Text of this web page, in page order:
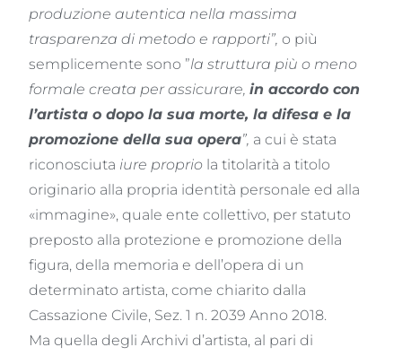
produzione autentica nella massima
trasparenza di metodo e rapporti”,o più
semplicemente sono ”la struttura più o meno
formale creata per assicurare,in accordo con
l’artista o dopo la sua morte, la difesa e la
promozione della sua opera”, a cui è stata
riconosciuta iure proprio la titolarità a titolo
originario alla propria identità personale ed alla
«immagine», quale ente collettivo, per statuto
preposto alla protezione e promozione della
figura, della memoria e dell’opera di un
determinato artista, come chiarito dalla
Cassazione Civile, Sez. 1 n. 2039 Anno 2018.
Ma quella degli Archivi d’artista, al pari di